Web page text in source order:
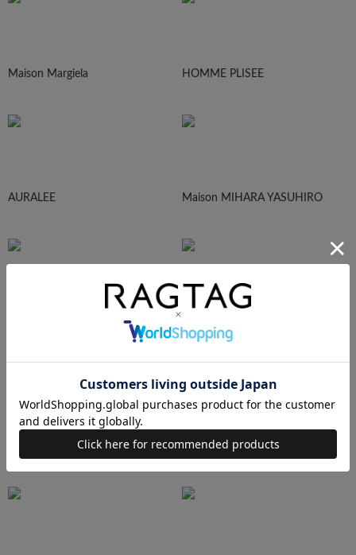
Maison Margiela HOMME PLISEE
AURALEE Maison MIHARA YASUHIRO
N.HOOLYWOOD Needles